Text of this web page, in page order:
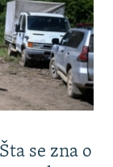
se zna o